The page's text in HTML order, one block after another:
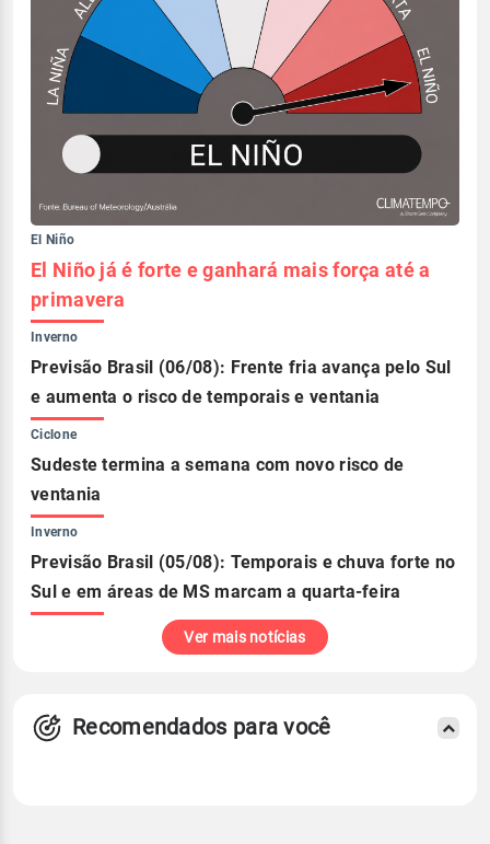
El Niño
El Niño já é forte e ganhará mais força até a
primavera
Inverno
Previsão Brasil (06/08): Frente fria avança pelo Sul
e aumenta o risco de temporais e ventania
Ciclone
Sudeste termina a semana com novo risco de
ventania
Inverno
Previsão Brasil (05/08): Temporais e chuva forte no
Sul e em áreas de MS marcam a quarta-feira
Ver mais notícias
Recomendados para você